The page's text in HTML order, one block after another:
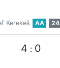
Kerekeš AA 24
4 : 0